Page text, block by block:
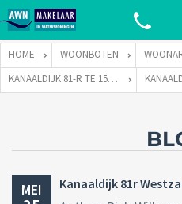
HOME WOONBOTEN
KANAALDIJK 81-R TE 1551 PH WESTZAAN
MEI Kanaaldijk 81r